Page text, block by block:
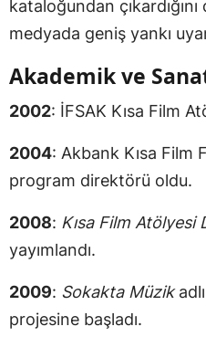
kataloğundan
medyada geniş yankı
Akademik ve
2002: İFSAK Kısa Film
2004: Akbank Kısa Film
program direktörü oldu.
2008: Kısa Film Atölyesi
yayımlandı.
2009: Sokakta Müzik
projesine başladı.